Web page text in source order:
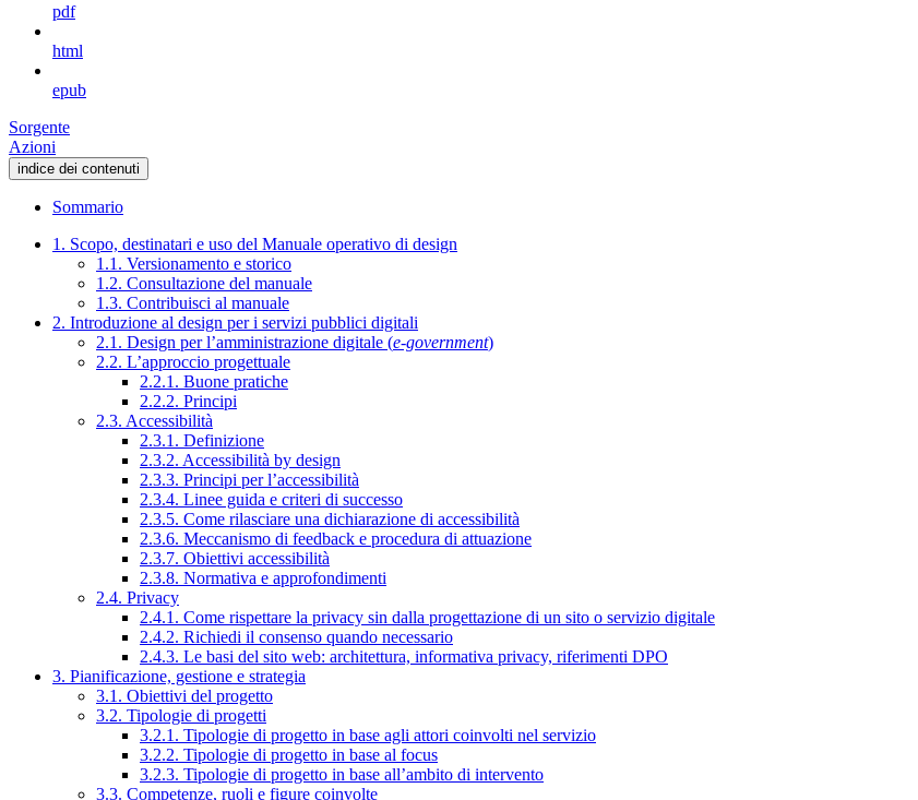
pdf
html
epub
Sorgente
Azioni
indice dei contenuti
Sommario
1. Scopo, destinatari e uso del Manuale operativo di design
1.1. Versionamento e storico
1.2. Consultazione del manuale
1.3. Contribuisci al manuale
2. Introduzione al design per i servizi pubblici digitali
2.1. Design per l’amministrazione digitale (e-government)
2.2. L’approccio progettuale
2.2.1. Buone pratiche
2.2.2. Principi
2.3. Accessibilità
2.3.1. Definizione
2.3.2. Accessibilità by design
2.3.3. Principi per l’accessibilità
2.3.4. Linee guida e criteri di successo
2.3.5. Come rilasciare una dichiarazione di accessibilità
2.3.6. Meccanismo di feedback e procedura di attuazione
2.3.7. Obiettivi accessibilità
2.3.8. Normativa e approfondimenti
2.4. Privacy
2.4.1. Come rispettare la privacy sin dalla progettazione di un sito o servizio digitale
2.4.2. Richiedi il consenso quando necessario
2.4.3. Le basi del sito web: architettura, informativa privacy, riferimenti DPO
3. Pianificazione, gestione e strategia
3.1. Obiettivi del progetto
3.2. Tipologie di progetti
3.2.1. Tipologie di progetto in base agli attori coinvolti nel servizio
3.2.2. Tipologie di progetto in base al focus
3.2.3. Tipologie di progetto in base all’ambito di intervento
3.3. Competenze, ruoli e figure coinvolte